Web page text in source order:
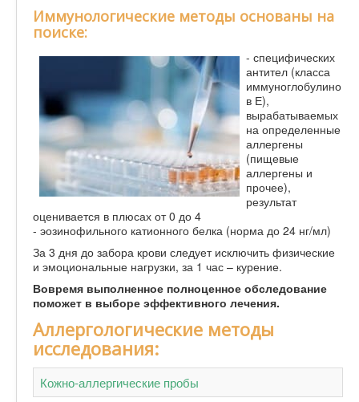
Иммунологические методы основаны на
поиске:
- специфических
антител (класса
иммуноглобулино
в Е),
вырабатываемых
на определенные
аллергены
(пищевые
аллергены и
прочее),
результат
оценивается в плюсах от 0 до 4
- эозинофильного катионного белка (норма до 24 нг/мл)
За 3 дня до забора крови следует исключить физические
и эмоциональные нагрузки, за 1 час – курение.
Вовремя выполненное полноценное обследование
поможет в выборе эффективного лечения.
Аллергологические методы
исследования:
Кожно-аллергические пробы